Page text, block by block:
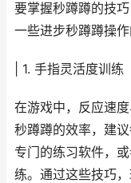
要掌握秒蹲蹲的技
一些进步秒蹲蹲操作
| 1. 手指灵活度训练
在游戏中，反应速
秒蹲蹲的效率，建
专门的练习软件，
练。通过这些技巧